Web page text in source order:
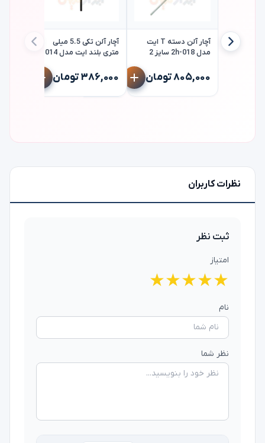
آچار آلن دسته T ایت
مدل 018-2h سایز 2
۸۰۵,۰۰۰ تومان
آچار آلن تکی 5.5 میلی
متری بلند ایت مدل 014
۳۸۶,۰۰۰ تومان
نظرات کاربران
ثبت نظر
امتیاز
★
★
★
★
★
نام
نظر شما